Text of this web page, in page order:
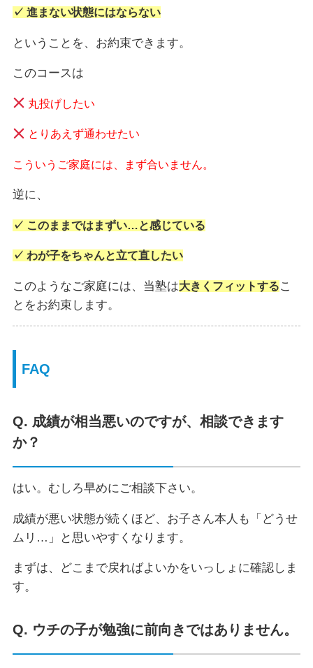
✓ 進まない状態にはならない
ということを、お約束できます。
このコースは
丸投げしたい
とりあえず通わせたい
こういうご家庭には、まず合いません。
逆に、
✓ このままではまずい…と感じている
✓ わが子をちゃんと立て直したい
このようなご家庭には、当塾は大きくフィットするこ
とをお約束します。
FAQ
Q. 成績が相当悪いのですが、相談できます
か？
はい。むしろ早めにご相談下さい。
成績が悪い状態が続くほど、お子さん本人も「どうせ
ムリ…」と思いやすくなります。
まずは、どこまで戻ればよいかをいっしょに確認しま
す。
Q. ウチの子が勉強に前向きではありません。